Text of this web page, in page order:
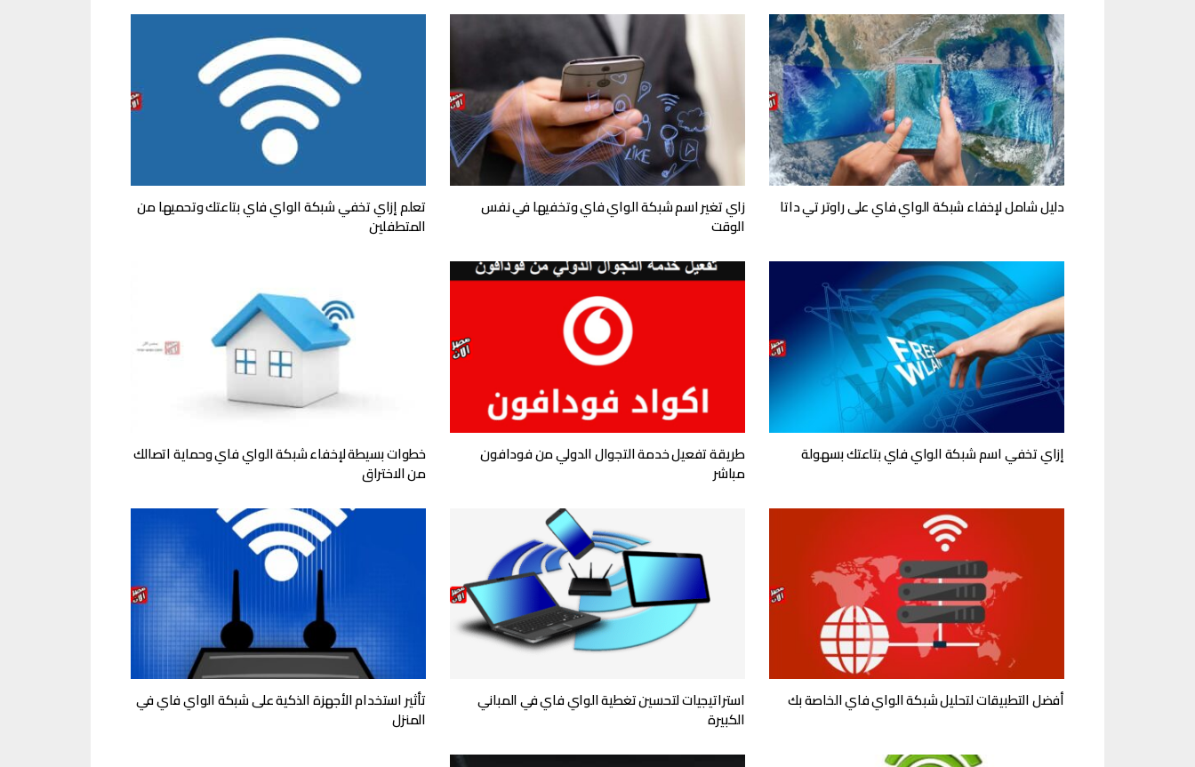
دليل شامل لإخفاء شبكة الواي فاي على راوتر تي داتا زاي تغير اسم شبكة الواي فاي وتخفيها في نفس
الوقت
تعلم إزاي تخفي شبكة الواي فاي بتاعتك وتحميها من
المتطفلين
إزاي تخفي اسم شبكة الواي فاي بتاعتك بسهولة طريقة تفعيل خدمة التجوال الدولي من فودافون
مباشر
خطوات بسيطة لإخفاء شبكة الواي فاي وحماية اتصالك
من الاختراق
أفضل التطبيقات لتحليل شبكة الواي فاي الخاصة بك استراتيجيات لتحسين تغطية الواي فاي في المباني
الكبيرة
تأثير استخدام الأجهزة الذكية على شبكة الواي فاي في
المنزل